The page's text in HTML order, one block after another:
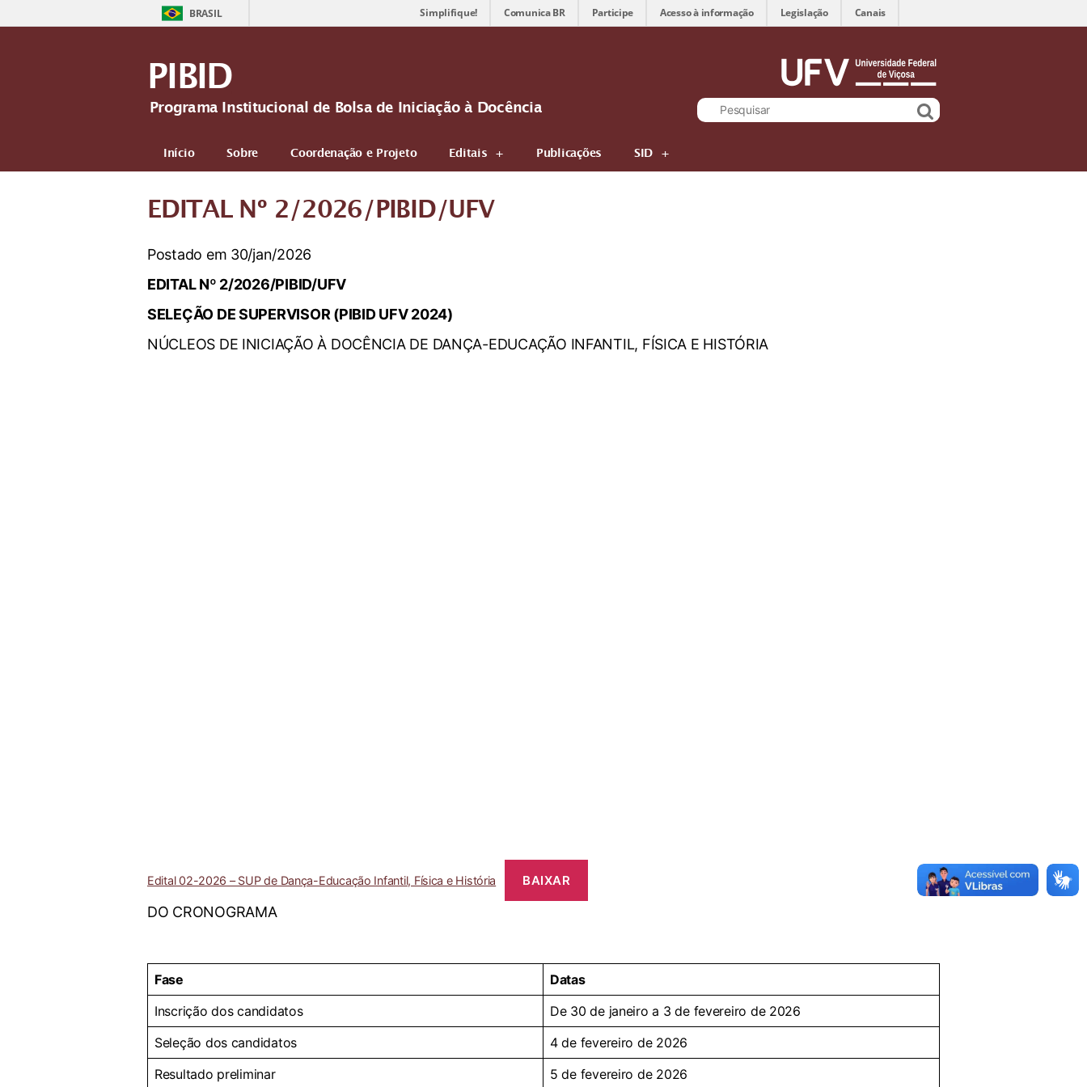
BRASIL Simplifique! Comunica BR Participe Acesso à informação Legislação Canais
PIBID
Programa Institucional de Bolsa de Iniciação à Docência
Início Sobre Coordenação e Projeto Editais Publicações SID
EDITAL Nº 2/2026/PIBID/UFV
Postado em 30/jan/2026
EDITAL Nº 2/2026/PIBID/UFV
SELEÇÃO DE SUPERVISOR (PIBID UFV 2024)
NÚCLEOS DE INICIAÇÃO À DOCÊNCIA DE DANÇA-EDUCAÇÃO INFANTIL, FÍSICA E HISTÓRIA
Edital 02-2026 – SUP de Dança-Educação Infantil, Física e História BAIXAR
DO CRONOGRAMA
Fase
Datas
Inscrição dos candidatos
De 30 de janeiro a 3 de fevereiro de 2026
Seleção dos candidatos
4 de fevereiro de 2026
Resultado preliminar
5 de fevereiro de 2026